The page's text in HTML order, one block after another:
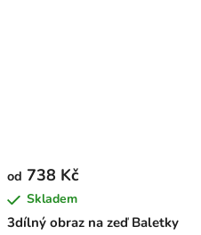
3dílný obraz na zeď Baletky
od 738 Kč
Skladem